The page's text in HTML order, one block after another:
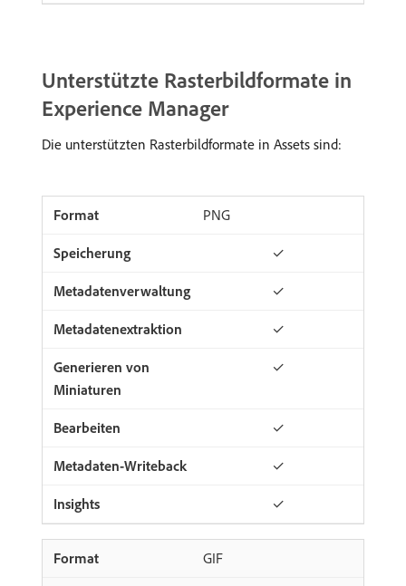
Unterstützte Rasterbildformate in
Experience Manager
Die unterstützten Rasterbildformate in Assets sind:
PNG
✓
✓
✓
✓
✓
✓
✓
GIF